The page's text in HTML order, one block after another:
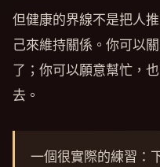
但健康的界線不是把人
己來維持關係。你可以
了；你可以願意幫忙，
去。
一個很實際的練習：